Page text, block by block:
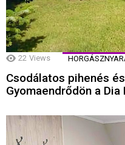
22 Views
Csodálatos pihenés
Gyomaendrődön a Dia